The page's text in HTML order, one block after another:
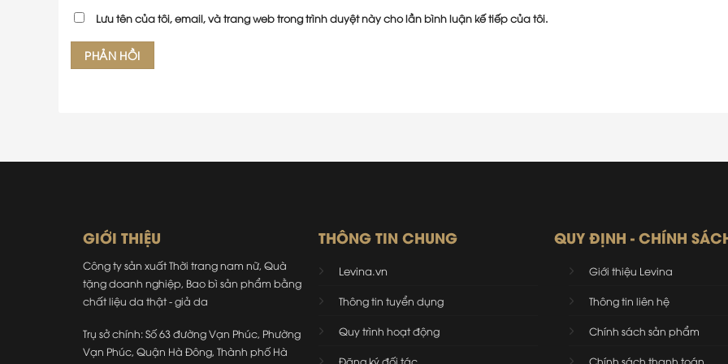
Lưu tên của tôi, email, và trang web trong trình duyệt này cho lần bình luận kế tiếp của tôi.
GIỚI THIỆU
Công ty sản xuất Thời trang nam nữ, Quà
tặng doanh nghiệp, Bao bì sản phẩm bằng
chất liệu da thật - giả da
Trụ sở chính: Số 63 đường Vạn Phúc, Phường
Vạn Phúc, Quận Hà Đông, Thành phố Hà
THÔNG TIN CHUNG
Levina.vn
Thông tin tuyển dụng
Quy trình hoạt động
Đăng ký đối tác
QUY ĐỊNH - CHÍNH
Giới thiệu Levina
Thông tin liên hệ
Chính sách sản phẩm
Chính sách thanh toán